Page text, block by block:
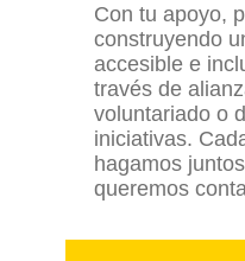
Con tu apoyo,
construyendo
accesible e
través de
voluntariado o
iniciativas.
hagamos
queremos